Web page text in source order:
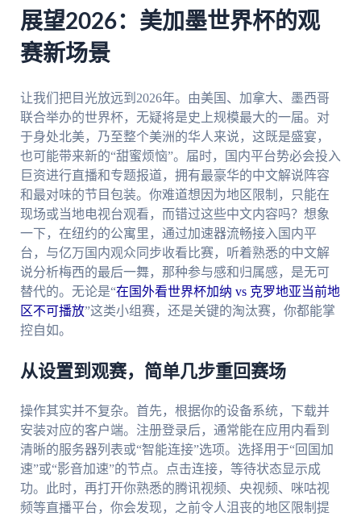
展望2026：美加墨世界杯的观
赛新场景
让我们把目光放远到2026年。由美国、加拿大、墨西哥
联合举办的世界杯，无疑将是史上规模最大的一届。对
于身处北美，乃至整个美洲的华人来说，这既是盛宴，
也可能带来新的“甜蜜烦恼”。届时，国内平台势必会投入
巨资进行直播和专题报道，拥有最豪华的中文解说阵容
和最对味的节目包装。你难道想因为地区限制，只能在
现场或当地电视台观看，而错过这些中文内容吗？想象
一下，在纽约的公寓里，通过加速器流畅接入国内平
台，与亿万国内观众同步收看比赛，听着熟悉的中文解
说分析梅西的最后一舞，那种参与感和归属感，是无可
替代的。无论是“在国外看世界杯加纳 vs 克罗地亚当前地
区不可播放”这类小组赛，还是关键的淘汰赛，你都能掌
控自如。
从设置到观赛，简单几步重回赛场
操作其实并不复杂。首先，根据你的设备系统，下载并
安装对应的客户端。注册登录后，通常能在应用内看到
清晰的服务器列表或“智能连接”选项。选择用于“回国加
速”或“影音加速”的节点。点击连接，等待状态显示成
功。此时，再打开你熟悉的腾讯视频、央视频、咪咕视
频等直播平台，你会发现，之前令人沮丧的地区限制提